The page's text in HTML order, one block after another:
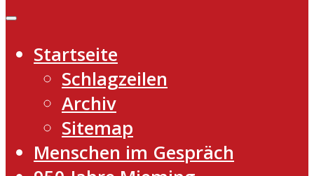
Startseite
Schlagzeilen
Archiv
Sitemap
Menschen im Gespräch